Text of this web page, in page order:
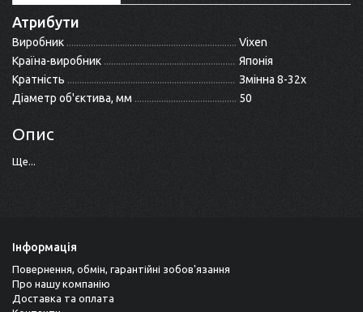
Атрибути
Виробник
Vixen
Країна-виробник
Японія
Кратність
Змінна 8-32x
Діаметр об'єктива, мм
50
Опис
Ще...
Інформація
Повернення, обмін, гарантійні зобов'язання
Про нашу компанію
Доставка та оплата